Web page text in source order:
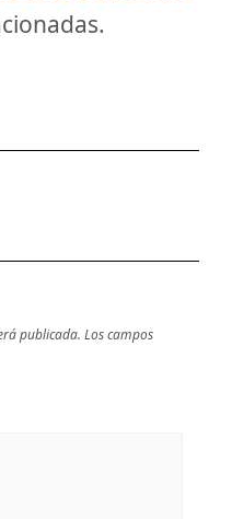
publicada. Los campos